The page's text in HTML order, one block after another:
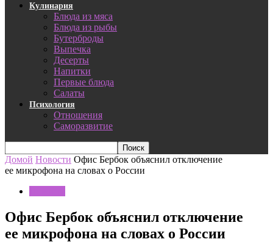
Кулинария
Блюда из мяса
Блюда из рыбы
Бутерброды
Выпечка
Десерты
Напитки
Первые блюда
Салаты
Психология
Отношения
Саморазвитие
Домой Новости Офис Бербок объяснил отключение
ее микрофона на словах о России
Офис Бербок объяснил отключение
ее микрофона на словах о России